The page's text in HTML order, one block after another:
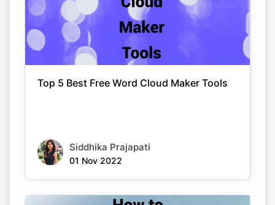
Top 5 Best Free Word Cloud Maker Tools
Siddhika Prajapati
01 Nov 2022